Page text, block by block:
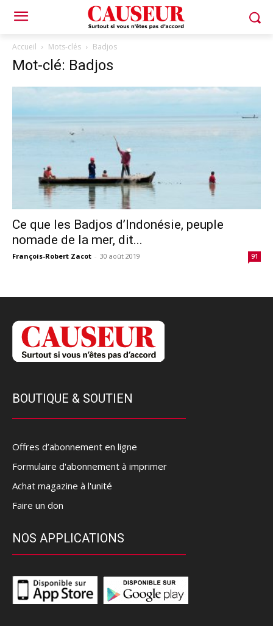
Accueil Mots-clés Badjos
Mot-clé: Badjos
Ce que les Badjos d’Indonésie, peuple
nomade de la mer, dit...
François-Robert Zacot - 30 août 2019 91
BOUTIQUE & SOUTIEN
Offres d’abonnement en ligne
Formulaire d'abonnement à imprimer
Achat magazine à l'unité
Faire un don
NOS APPLICATIONS